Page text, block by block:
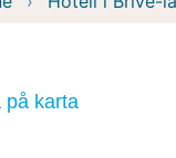
på karta